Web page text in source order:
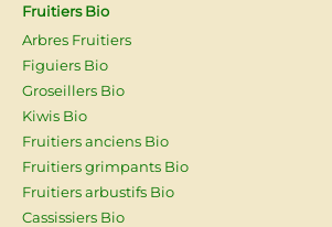
Fruitiers Bio
Arbres Fruitiers
Figuiers Bio
Groseillers Bio
Kiwis Bio
Fruitiers anciens Bio
Fruitiers grimpants Bio
Fruitiers arbustifs Bio
Cassissiers Bio